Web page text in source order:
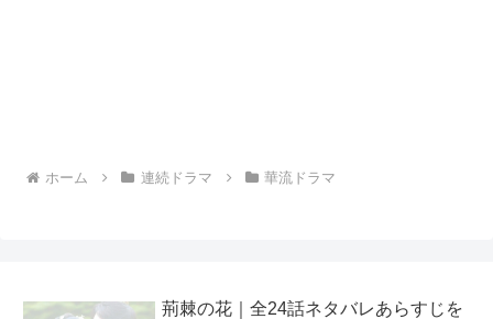
ホーム 連続ドラマ 華流ドラマ
荊棘の花｜全24話ネタバレあらすじを